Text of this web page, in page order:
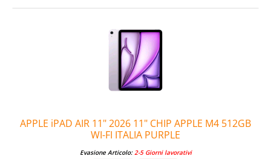
APPLE iPAD AIR 11" 2026 11" CHIP APPLE M4 512GB
WI-FI ITALIA PURPLE
Evasione Articolo:2-5 Giorni lavorativi